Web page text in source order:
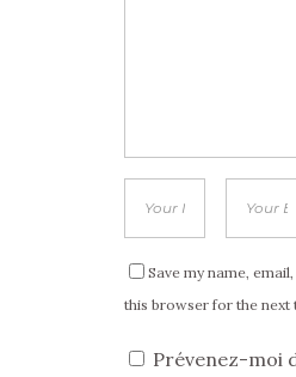
Save my name,
this browser for the next
Prévenez-moi